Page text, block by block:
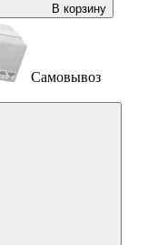
В корзину
Самовывоз